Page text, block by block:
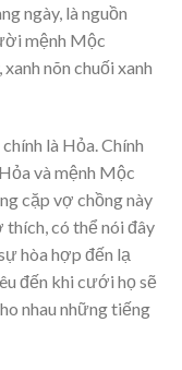
ngày, là nguồn
mệnh Mộc
nõn chuối xanh
là Hỏa. Chính
và mệnh Mộc
cặp vợ chồng này
thích, có thể nói đây
hòa hợp đến lạ
đến khi cưới họ sẽ
nhau những tiếng